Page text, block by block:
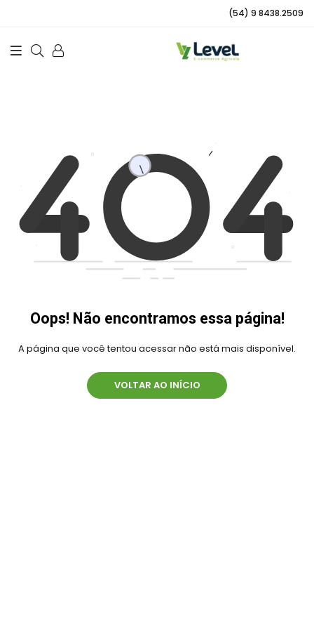
(54) 9 8438.2509
Oops! Não encontramos essa página!
A página que você tentou acessar não está mais disponível.
VOLTAR AO INÍCIO